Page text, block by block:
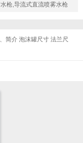
枪,导流式直流喷雾水枪
简介 泡沫罐尺寸 法兰尺